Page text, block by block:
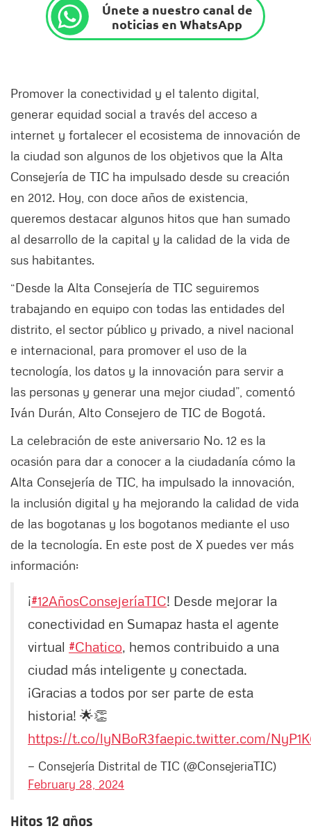
Únete a nuestro canal de
noticias en WhatsApp
Promover la conectividad y el talento digital,
generar equidad social a través del acceso a
internet y fortalecer el ecosistema de innovación de
la ciudad son algunos de los objetivos que la Alta
Consejería de TIC ha impulsado desde su creación
en 2012. Hoy, con doce años de existencia,
queremos destacar algunos hitos que han sumado
al desarrollo de la capital y la calidad de la vida de
sus habitantes.
“Desde la Alta Consejería de TIC seguiremos
trabajando en equipo con todas las entidades del
distrito, el sector público y privado, a nivel nacional
e internacional, para promover el uso de la
tecnología, los datos y la innovación para servir a
las personas y generar una mejor ciudad”, comentó
Iván Durán, Alto Consejero de TIC de Bogotá.
La celebración de este aniversario No. 12 es la
ocasión para dar a conocer a la ciudadanía cómo la
Alta Consejería de TIC, ha impulsado la innovación,
la inclusión digital y ha mejorando la calidad de vida
de las bogotanas y los bogotanos mediante el uso
de la tecnología. En este post de X puedes ver más
información:
¡#12AñosConsejeríaTIC! Desde mejorar la
conectividad en Sumapaz hasta el agente
virtual #Chatico, hemos contribuido a una
ciudad más inteligente y conectada.
¡Gracias a todos por ser parte de esta
historia! 🌟👏
https://t.co/lyNBoR3faepic.twitter.com/
— Consejería Distrital de TIC (@ConsejeriaTIC)
February 28, 2024
Hitos 12 años